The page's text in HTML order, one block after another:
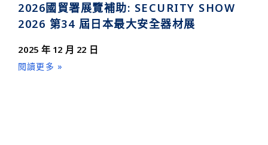
2026國貿署展覽補助: SECURITY SHOW
2026 第34 屆日本最大安全器材展
2025 年 12 月 22 日
閱讀更多 »